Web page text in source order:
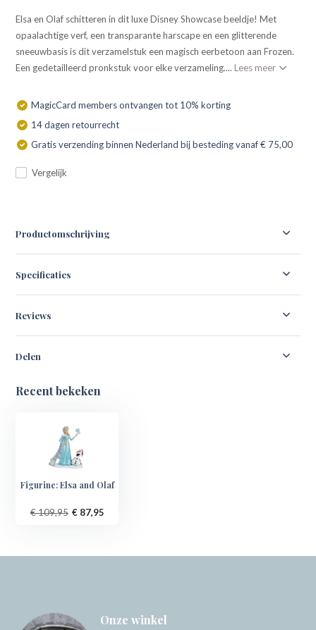
Elsa en Olaf schitteren in dit luxe Disney Showcase beeldje! Met
opaalachtige verf, een transparante harscape en een glitterende
sneeuwbasis is dit verzamelstuk een magisch eerbetoon aan Frozen.
Een gedetailleerd pronkstuk voor elke verzameling.... Lees meer
MagicCard members ontvangen tot 10% korting
14 dagen retourrecht
Gratis verzending binnen Nederland bij besteding vanaf € 75,00
Vergelijk
Productomschrijving
Specificaties
Reviews
Delen
Recent bekeken
Figurine: Elsa and Olaf
€ 109,95 € 87,95
Onze winkel